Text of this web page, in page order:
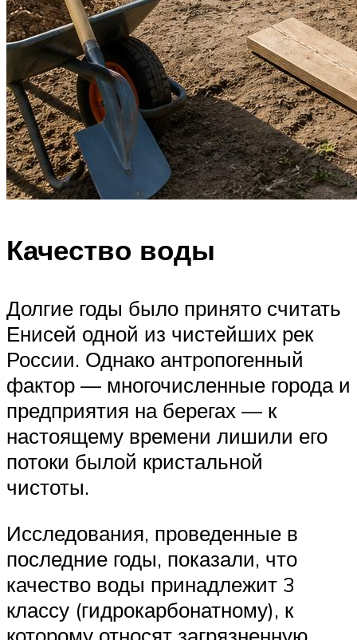
Качество воды
Долгие годы было принято считать
Енисей одной из чистейших рек
России. Однако антропогенный
фактор — многочисленные города и
предприятия на берегах — к
настоящему времени лишили его
потоки былой кристальной
чистоты.
Исследования, проведенные в
последние годы, показали, что
качество воды принадлежит 3
классу (гидрокарбонатному), к